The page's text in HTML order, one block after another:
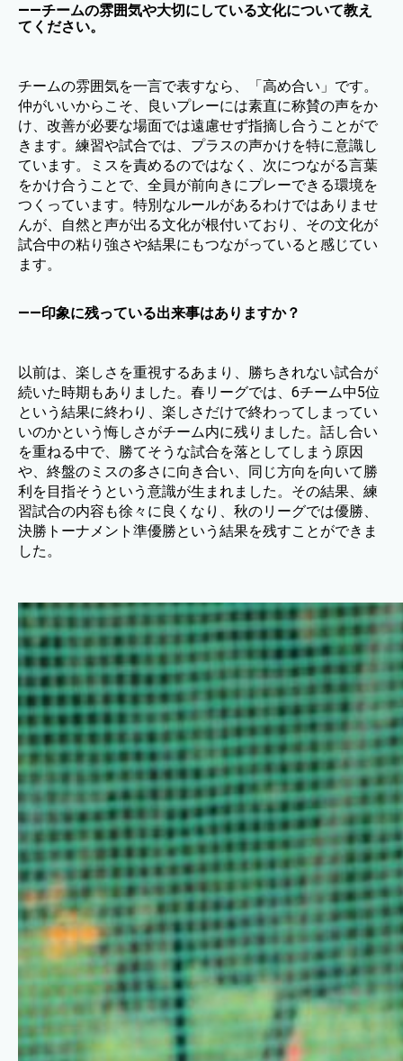
——チームの雰囲気や大切にしている文化について教え
てください。
チームの雰囲気を一言で表すなら、「高め合い」です。
仲がいいからこそ、良いプレーには素直に称賛の声をか
け、改善が必要な場面では遠慮せず指摘し合うことがで
きます。練習や試合では、プラスの声かけを特に意識し
ています。ミスを責めるのではなく、次につながる言葉
をかけ合うことで、全員が前向きにプレーできる環境を
つくっています。特別なルールがあるわけではありませ
んが、自然と声が出る文化が根付いており、その文化が
試合中の粘り強さや結果にもつながっていると感じてい
ます。
——印象に残っている出来事はありますか？
以前は、楽しさを重視するあまり、勝ちきれない試合が
続いた時期もありました。春リーグでは、6チーム中5位
という結果に終わり、楽しさだけで終わってしまってい
いのかという悔しさがチーム内に残りました。話し合い
を重ねる中で、勝てそうな試合を落としてしまう原因
や、終盤のミスの多さに向き合い、同じ方向を向いて勝
利を目指そうという意識が生まれました。その結果、練
習試合の内容も徐々に良くなり、秋のリーグでは優勝、
決勝トーナメント準優勝という結果を残すことができま
した。